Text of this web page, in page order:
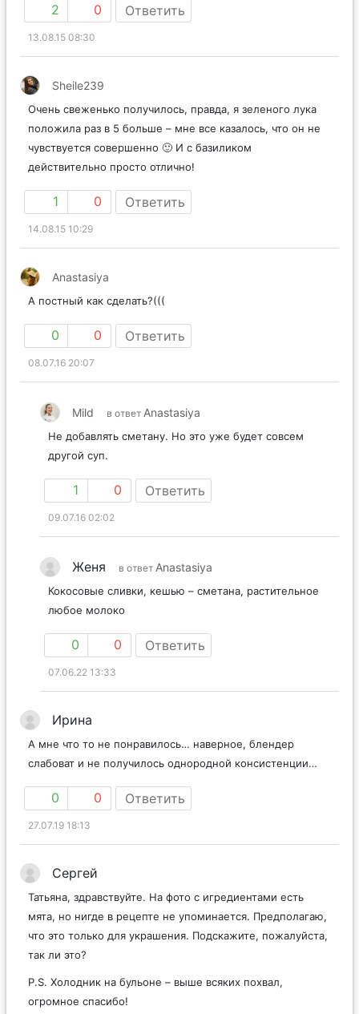
2 0 Ответить
13.08.15 08:30
Sheile239
Очень свеженько получилось, правда, я зеленого лука
положила раз в 5 больше – мне все казалось, что он не
чувствуется совершенно 🙂 И с базиликом
действительно просто отлично!
1 0 Ответить
14.08.15 10:29
Anastasiya
А постный как сделать?(((
0 0 Ответить
08.07.16 20:07
Mild в ответ Anastasiya
Не добавлять сметану. Но это уже будет совсем
другой суп.
1 0 Ответить
09.07.16 02:02
Женя в ответ Anastasiya
Кокосовые сливки, кешью – сметана, растительное
любое молоко
0 0 Ответить
07.06.22 13:33
Ирина
А мне что то не понравилось… наверное, блендер
слабоват и не получилось однородной консистенции…
0 0 Ответить
27.07.19 18:13
Сергей
Татьяна, здравствуйте. На фото с игредиентами есть
мята, но нигде в рецепте не упоминается. Предполагаю,
что это только для украшения. Подскажите, пожалуйста,
так ли это?
P.S. Холодник на бульоне – выше всяких похвал,
огромное спасибо!